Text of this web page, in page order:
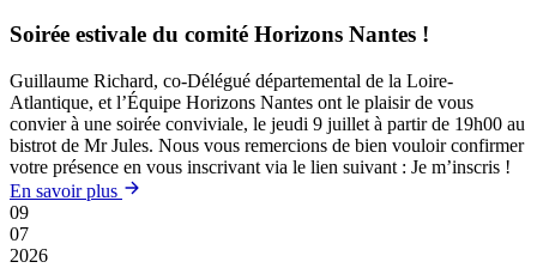
Soirée estivale du comité Horizons Nantes !
Guillaume Richard, co-Délégué départemental de la Loire-
Atlantique, et l’Équipe Horizons Nantes ont le plaisir de vous
convier à une soirée conviviale, le jeudi 9 juillet à partir de 19h00 au
bistrot de Mr Jules. Nous vous remercions de bien vouloir confirmer
votre présence en vous inscrivant via le lien suivant : Je m’inscris !
En savoir plus
09
07
2026